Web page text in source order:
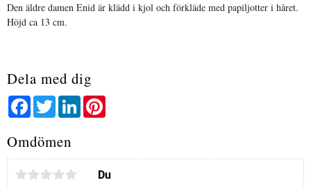
Den äldre damen Enid är klädd i kjol och förkläde med papiljotter i håret.
Höjd ca 13 cm.
Dela med dig
FacebookTwitterLinkedIn
Omdömen
Du